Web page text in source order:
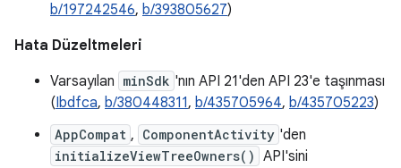
b/197242546, b/393805627)
Hata Düzeltmeleri
Varsayılan minSdk 'nın API 21'den API 23'e taşınması
(Ibdfca, b/380448311, b/435705964, b/435705223)
AppCompat , ComponentActivity 'den
initializeViewTreeOwners() API'sini